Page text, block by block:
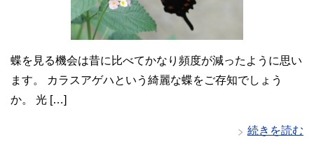
蝶を見る機会は昔に比べてかなり頻度が減ったように思い
ます。 カラスアゲハという綺麗な蝶をご存知でしょう
か。 光 […]
続きを読む